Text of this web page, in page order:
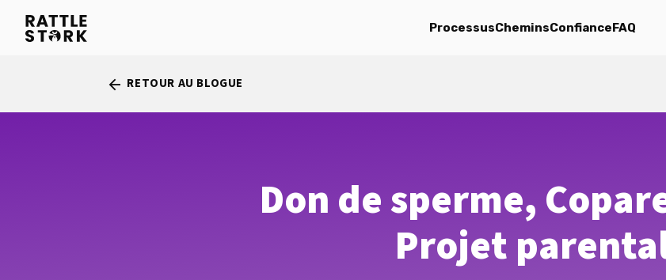
ProcessusCheminsConfianceFAQ
arrow_back RETOUR AU BLOGUE
Don de sperme,
Projet